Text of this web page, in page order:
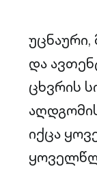
და
ცხვრის
იქცა